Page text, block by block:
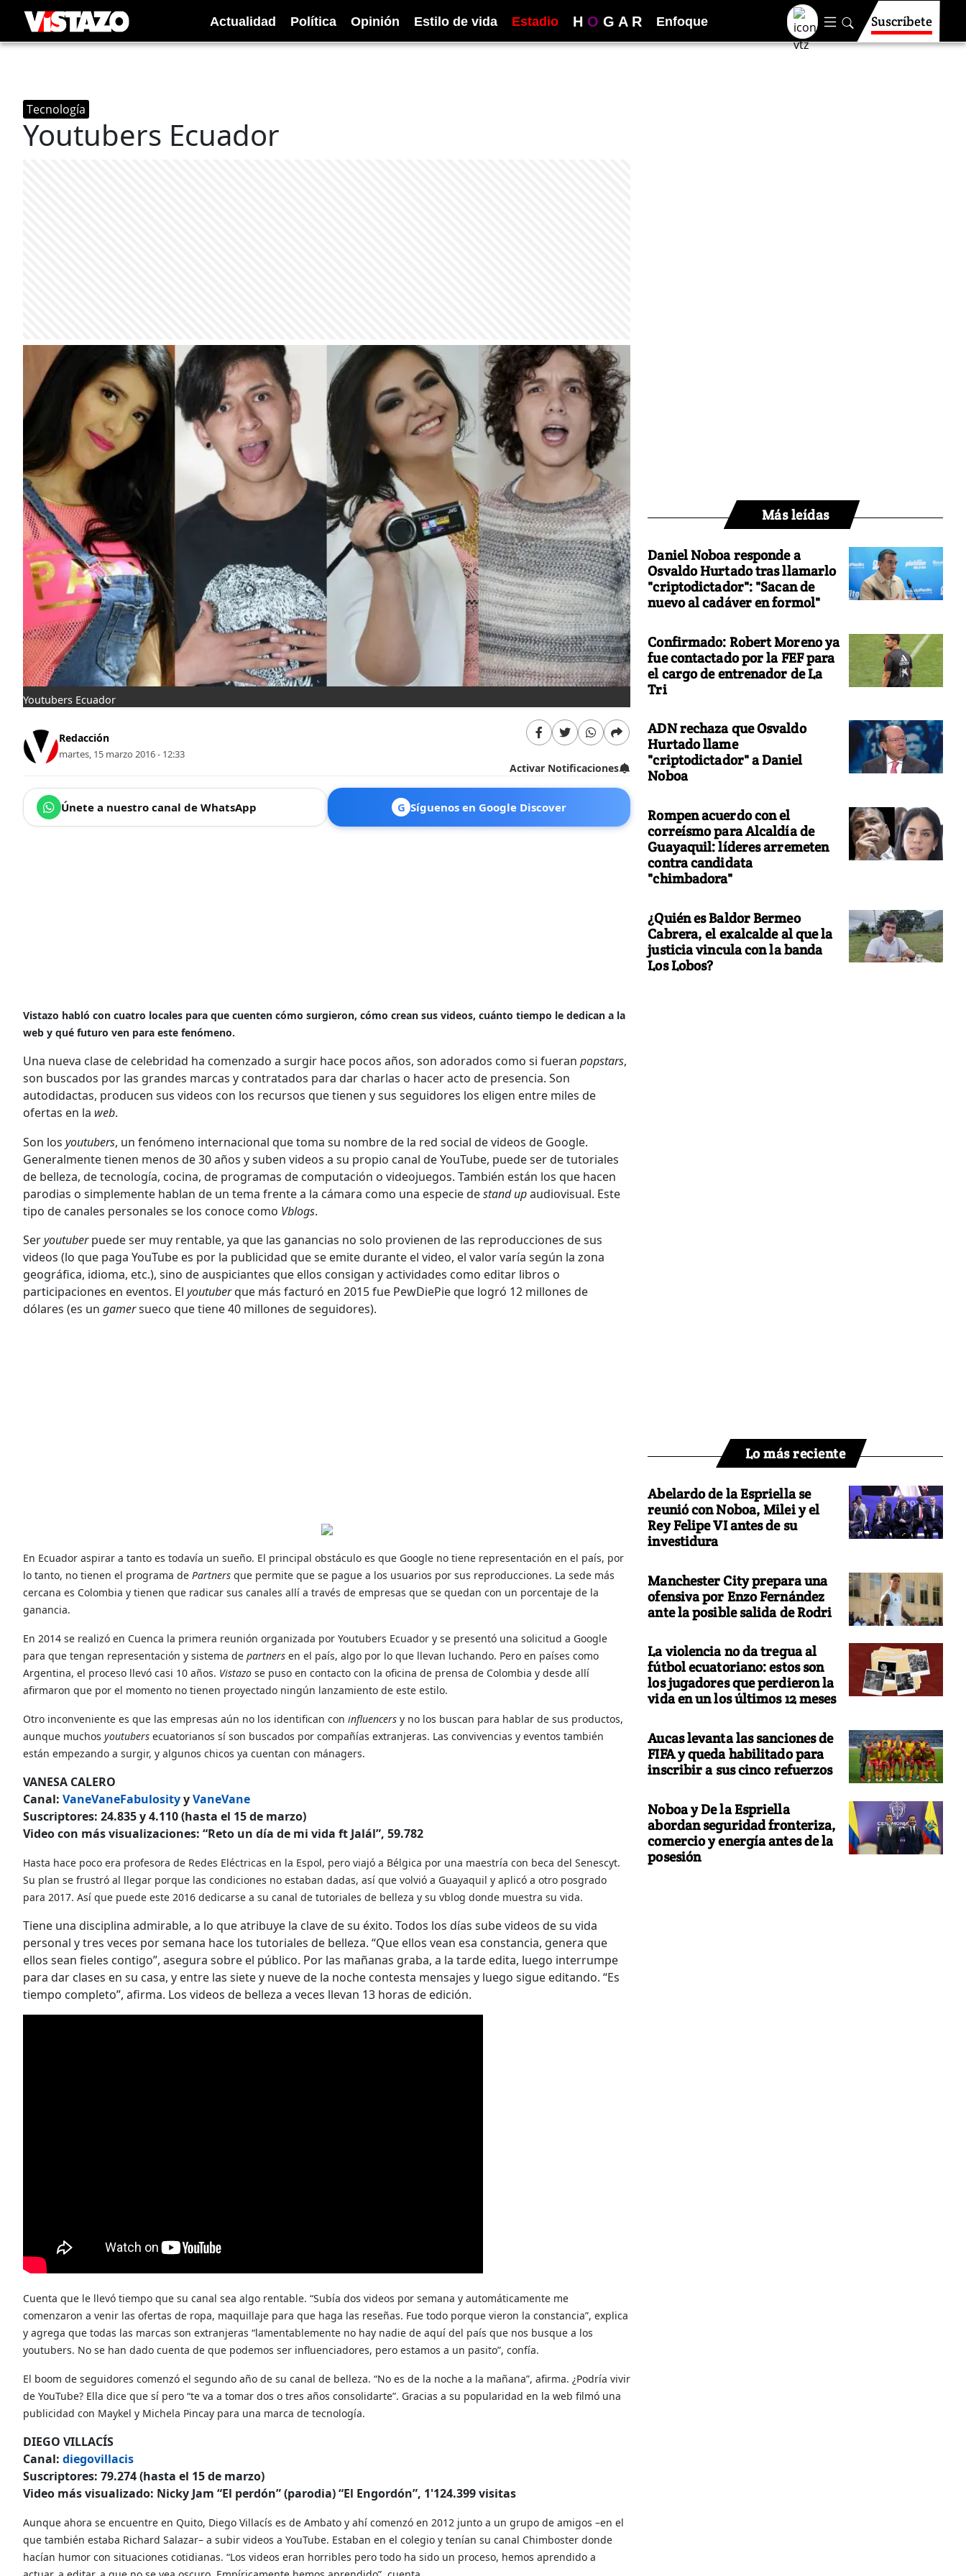
Actualidad Política Opinión Estilo de vida Estadio H O G A R Enfoque Suscríbete
Tecnología
Youtubers Ecuador
Youtubers Ecuador
Redacción
martes, 15 marzo 2016 - 12:33
Activar Notificaciones
Únete a nuestro canal de WhatsApp G Síguenos en Google Discover
Vistazo habló con cuatro locales para que cuenten cómo surgieron, cómo crean sus videos, cuánto tiempo le dedican a la
web y qué futuro ven para este fenómeno.
Una nueva clase de celebridad ha comenzado a surgir hace pocos años, son adorados como si fueran popstars,
son buscados por las grandes marcas y contratados para dar charlas o hacer acto de presencia. Son
autodidactas, producen sus videos con los recursos que tienen y sus seguidores los eligen entre miles de
ofertas en la web.
Son los youtubers, un fenómeno internacional que toma su nombre de la red social de videos de Google.
Generalmente tienen menos de 30 años y suben videos a su propio canal de YouTube, puede ser de tutoriales
de belleza, de tecnología, cocina, de programas de computación o videojuegos. También están los que hacen
parodias o simplemente hablan de un tema frente a la cámara como una especie destand upaudiovisual. Este
tipo de canales personales se los conoce como Vblogs.
Seryoutuberpuede ser muy rentable, ya que las ganancias no solo provienen de las reproducciones de sus
videos (lo que paga YouTube es por la publicidad que se emite durante el video, el valor varía según la zona
geográfica, idioma, etc.), sino de auspiciantes que ellos consigan y actividades como editar libros o
participaciones en eventos. El youtuberque más facturó en 2015 fue PewDiePie que logró 12 millones de
dólares (es un gamersueco que tiene 40 millones de seguidores).
En Ecuador aspirar a tanto es todavía un sueño. El principal obstáculo es que Google no tiene representación en el país, por
lo tanto, no tienen el programa de Partners que permite que se pague a los usuarios por sus reproducciones. La sede más
cercana es Colombia y tienen que radicar sus canales allí a través de empresas que se quedan con un porcentaje de la
ganancia.
En 2014 se realizó en Cuenca la primera reunión organizada por Youtubers Ecuador y se presentó una solicitud a Google
para que tengan representación y sistema de partners en el país, algo por lo que llevan luchando. Pero en países como
Argentina, el proceso llevó casi 10 años. Vistazo se puso en contacto con la oficina de prensa de Colombia y desde allí
afirmaron que por el momento no tienen proyectado ningún lanzamiento de este estilo.
Otro inconveniente es que las empresas aún no los identifican con influencers y no los buscan para hablar de sus productos,
aunque muchos youtubers ecuatorianos sí son buscados por compañías extranjeras. Las convivencias y eventos también
están empezando a surgir, y algunos chicos ya cuentan con mánagers.
VANESA CALERO
Canal: VaneVaneFabulosityyVaneVane
Suscriptores: 24.835 y 4.110 (hasta el 15 de marzo)
Video con más visualizaciones: “Reto un día de mi vida ft Jalál”, 59.782
Hasta hace poco era profesora de Redes Eléctricas en la Espol, pero viajó a Bélgica por una maestría con beca del Senescyt.
Su plan se frustró al llegar porque las condiciones no estaban dadas, así que volvió a Guayaquil y aplicó a otro posgrado
para 2017. Así que puede este 2016 dedicarse a su canal de tutoriales de belleza y su vblog donde muestra su vida.
Tiene una disciplina admirable, a lo que atribuye la clave de su éxito. Todos los días sube videos de su vida
personal y tres veces por semana hace los tutoriales de belleza. “Que ellos vean esa constancia, genera que
ellos sean fieles contigo”, asegura sobre el público. Por las mañanas graba, a la tarde edita, luego interrumpe
para dar clases en su casa, y entre las siete y nueve de la noche contesta mensajes y luego sigue editando. “Es
tiempo completo”, afirma. Los videos de belleza a veces llevan 13 horas de edición.
Cuenta que le llevó tiempo que su canal sea algo rentable. “Subía dos videos por semana y automáticamente me
comenzaron a venir las ofertas de ropa, maquillaje para que haga las reseñas. Fue todo porque vieron la constancia”, explica
y agrega que todas las marcas son extranjeras “lamentablemente no hay nadie de aquí del país que nos busque a los
youtubers. No se han dado cuenta de que podemos ser influenciadores, pero estamos a un pasito”, confía.
El boom de seguidores comenzó el segundo año de su canal de belleza. “No es de la noche a la mañana”, afirma. ¿Podría vivir
de YouTube? Ella dice que sí pero “te va a tomar dos o tres años consolidarte”. Gracias a su popularidad en la web filmó una
publicidad con Maykel y Michela Pincay para una marca de tecnología.
DIEGO VILLACÍS
Canal: diegovillacis
Suscriptores: 79.274 (hasta el 15 de marzo)
Video más visualizado: Nicky Jam “El perdón” (parodia) “El Engordón”, 1'124.399 visitas
Aunque ahora se encuentre en Quito, Diego Villacís es de Ambato y ahí comenzó en 2012 junto a un grupo de amigos –en el
que también estaba Richard Salazar– a subir videos a YouTube. Estaban en el colegio y tenían su canal Chimboster donde
hacían humor con situaciones cotidianas. “Los videos eran horribles pero todo ha sido un proceso, hemos aprendido a
Más leídas
Daniel Noboa responde a
Osvaldo Hurtado tras llamarlo
"criptodictador": "Sacan de
nuevo al cadáver en formol"
Confirmado: Robert Moreno ya
fue contactado por la FEF para
el cargo de entrenador de La
Tri
ADN rechaza que Osvaldo
Hurtado llame
"criptodictador" a Daniel
Noboa
Rompen acuerdo con el
correísmo para Alcaldía de
Guayaquil: líderes arremeten
contra candidata
"chimbadora"
¿Quién es Baldor Bermeo
Cabrera, el exalcalde al que la
justicia vincula con la banda
Los Lobos?
Lo más reciente
Abelardo de la Espriella se
reunió con Noboa, Milei y el
Rey Felipe VI antes de su
investidura
Manchester City prepara una
ofensiva por Enzo Fernández
ante la posible salida de Rodri
La violencia no da tregua al
fútbol ecuatoriano: estos son
los jugadores que perdieron la
vida en un los últimos 12 meses
Aucas levanta las sanciones de
FIFA y queda habilitado para
inscribir a sus cinco refuerzos
Noboa y De la Espriella
abordan seguridad fronteriza,
comercio y energía antes de la
posesión